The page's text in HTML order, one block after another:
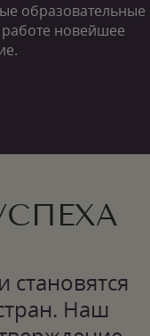
образовательные
новейшее
Наш